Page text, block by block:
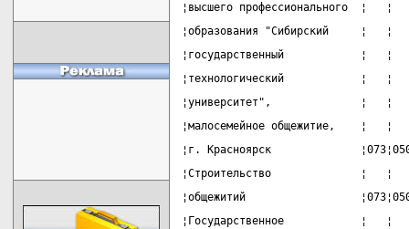
¦высшего
¦образования "Сибирский
¦государственный
¦технологический
¦университет",              ¦
¦малосемейное общежитие,
¦г. Красноярск
¦Строительство              ¦
¦общежитий
¦Государственное